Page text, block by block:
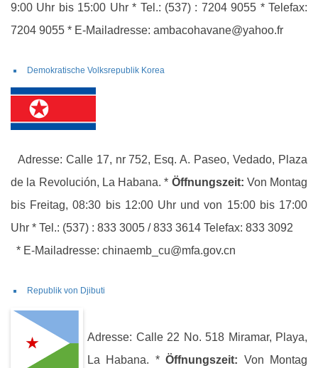
9:00 Uhr bis 15:00 Uhr * Tel.: (537) : 7204 9055 * Telefax:
7204 9055 * E-Mailadresse: ambacohavane@yahoo.fr
Demokratische Volksrepublik Korea
Adresse: Calle 17, nr 752, Esq. A. Paseo, Vedado, Plaza
de la Revolución, La Habana. * Öffnungszeit: Von Montag
bis Freitag, 08:30 bis 12:00 Uhr und von 15:00 bis 17:00
Uhr * Tel.: (537) : 833 3005 / 833 3614 Telefax: 833 3092
* E-Mailadresse: chinaemb_cu@mfa.gov.cn
Republik von Djibuti
Adresse: Calle 22 No. 518 Miramar, Playa,
La Habana. *Öffnungszeit: Von Montag